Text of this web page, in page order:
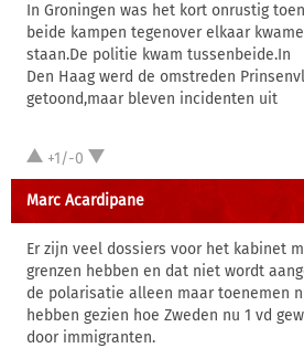
In Groningen was het kort onrustig toen
beide kampen tegenover elkaar
staan.De politie kwam tussenbeide.In
Den Haag werd de omstreden
getoond,maar bleven incidenten uit
+1/-0
Marc Acardipane
Er zijn veel dossiers voor het kabinet
grenzen hebben en dat niet wordt
de polarisatie alleen maar toenemen
hebben gezien hoe Zweden nu 1 vd
door immigranten.